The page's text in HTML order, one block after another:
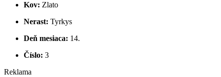
Kov: Zlato
Nerast: Tyrkys
Deň mesiaca: 14.
Číslo: 3
Reklama